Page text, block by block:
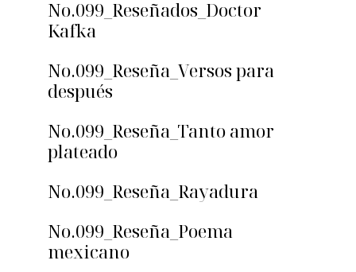
No.099_Reseñados_Doctor
Kafka
No.099_Reseña_Versos para
después
No.099_Reseña_Tanto amor
plateado
No.099_Reseña_Rayadura
No.099_Reseña_Poema
mexicano